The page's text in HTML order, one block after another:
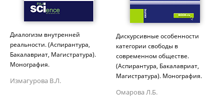
Диалогизм внутренней
реальности. (Аспирантура,
Бакалавриат, Магистратура).
Монография.
Измагурова В.Л.
Дискурсивные особенности
категории свободы в
современном обществе.
(Аспирантура, Бакалавриат,
Магистратура). Монография.
Омарова Л.Б.